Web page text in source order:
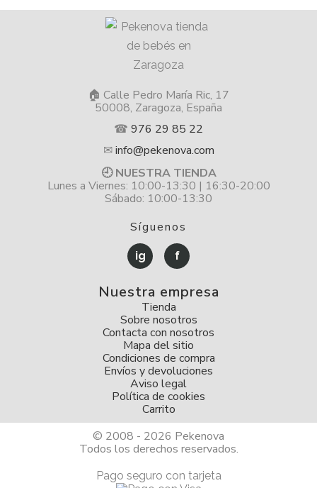
🏠 Calle Pedro María Ric, 17
50008, Zaragoza, España
☎ 976 29 85 22
✉info@pekenova.com
🕘 NUESTRA TIENDA
Lunes a Viernes: 10:00-13:30 | 16:30-20:00
Sábado: 10:00-13:30
Síguenos
ig f
Nuestra empresa
Tienda
Sobre nosotros
Contacta con nosotros
Mapa del sitio
Condiciones de compra
Envíos y devoluciones
Aviso legal
Política de cookies
Carrito
© 2008 - 2026 Pekenova
Todos los derechos reservados.
Pago seguro con tarjeta